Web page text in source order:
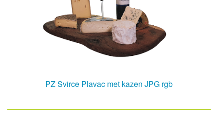
PZ Svirce Plavac met kazen JPG rgb